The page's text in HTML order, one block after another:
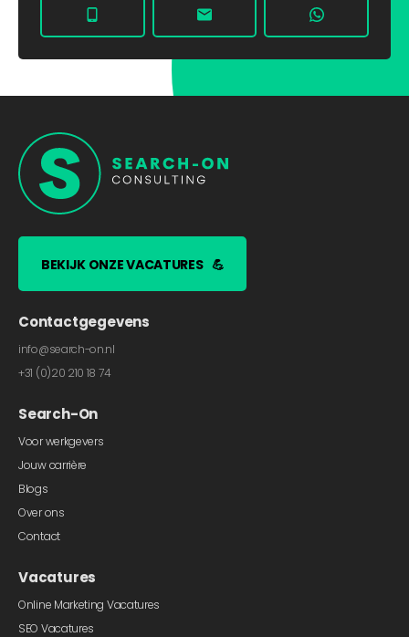
BEKIJK ONZE VACATURES 💪
Contactgegevens
info@search-on.nl
+31 (0)20 210 18 74
Search-On
Voor werkgevers
Jouw carrière
Blogs
Over ons
Contact
Vacatures
Online Marketing Vacatures
SEO Vacatures